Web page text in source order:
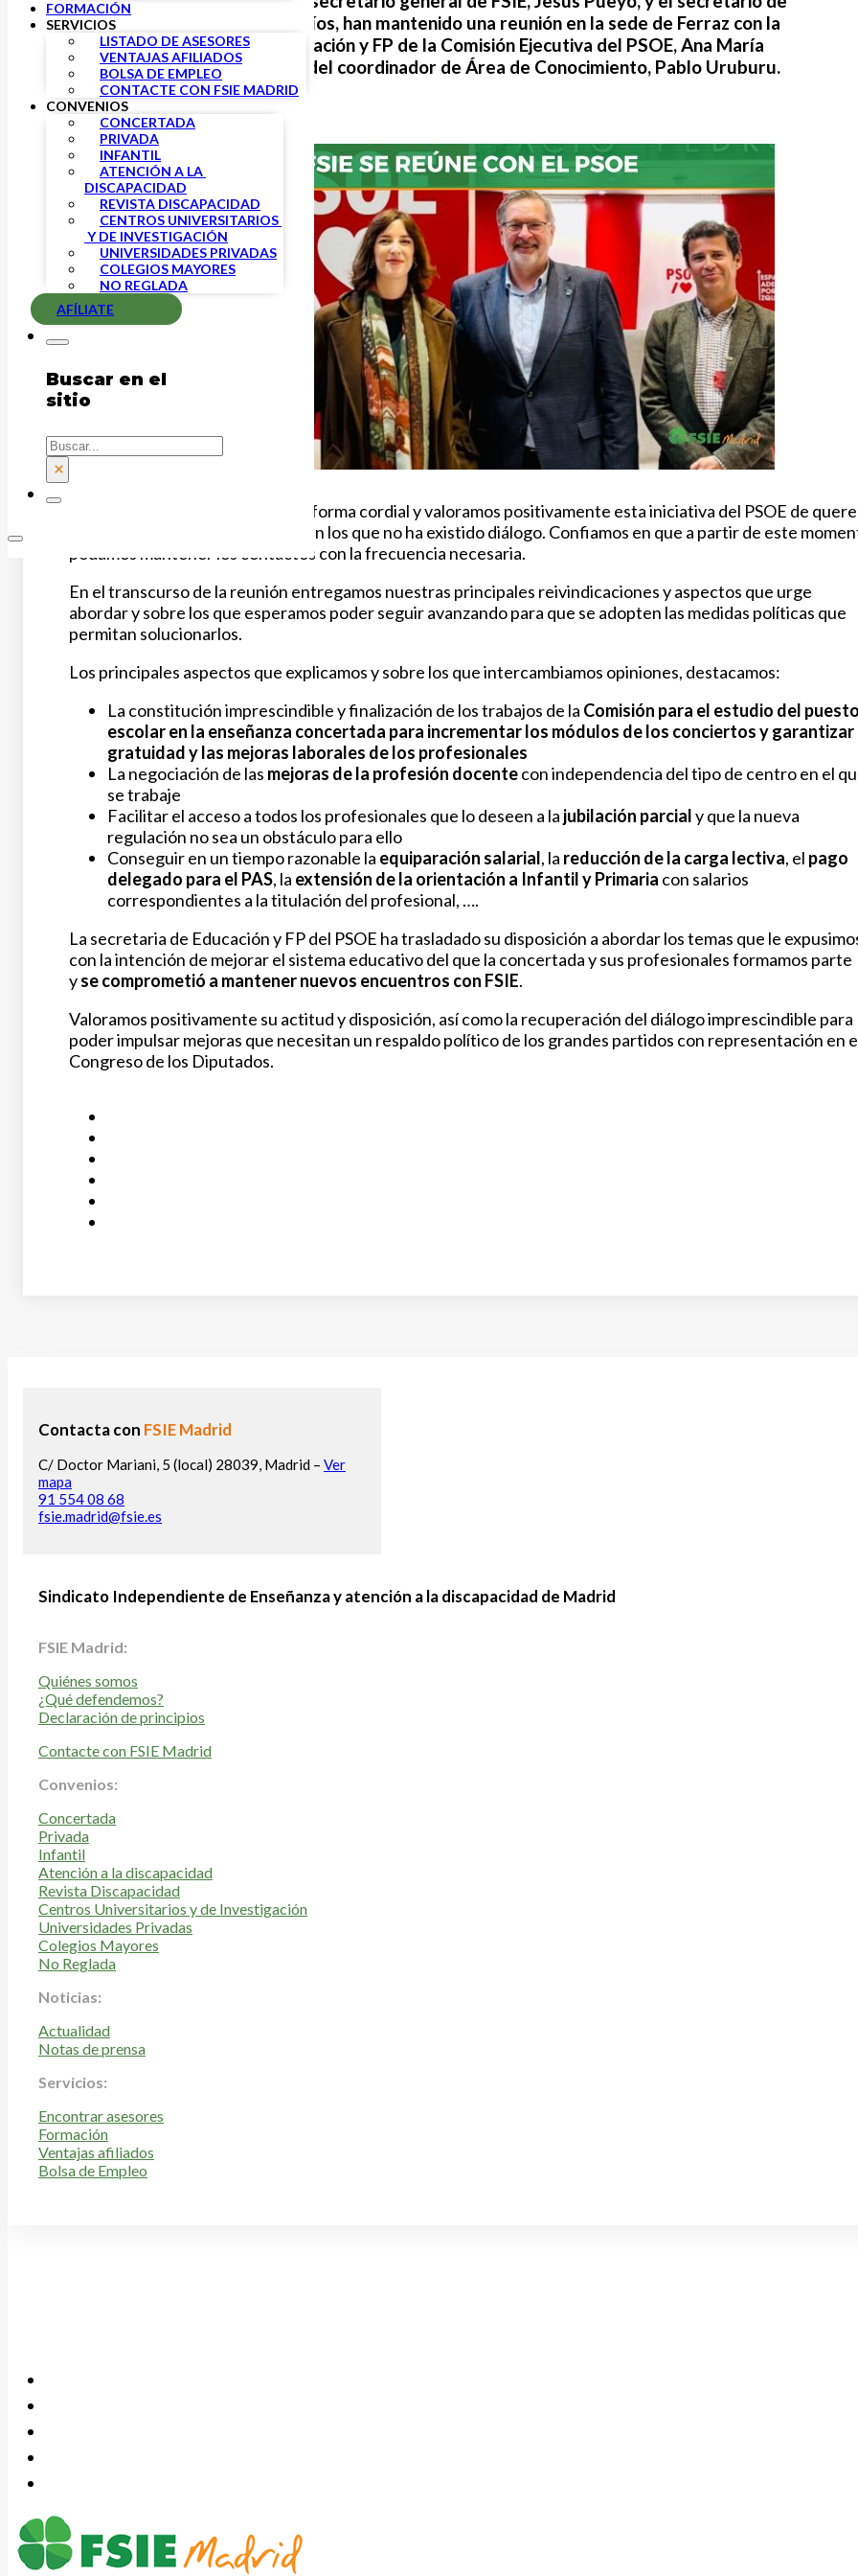
FORMACIÓN
SERVICIOS
LISTADO DE ASESORES
VENTAJAS AFILIADOS
BOLSA DE EMPLEO
CONTACTE CON FSIE MADRID
CONVENIOS
CONCERTADA
PRIVADA
INFANTIL
ATENCIÓN A LA
DISCAPACIDAD
REVISTA DISCAPACIDAD
CENTROS UNIVERSITARIOS
Y DE INVESTIGACIÓN
UNIVERSIDADES PRIVADAS
COLEGIOS MAYORES
NO REGLADA
AFÍLIATE
Buscar en el
sitio
Buscar
×
Acción Sindical, Enrique Ríos, han mantenido una reunión en la sede de Ferraz con la
nueva secretaria de Educación y FP de la Comisión Ejecutiva del PSOE, Ana María
Fernández, acompañada del coordinador de Área de Conocimiento, Pablo Uruburu.
La reunión se ha desarrollado de forma cordial y valoramos positivamente esta iniciativa del PSOE de
tras varios años en los que no ha existido diálogo. Confiamos en que a partir de este
podamos mantener los contactos con la frecuencia necesaria.
En el transcurso de la reunión entregamos nuestras principales reivindicaciones y aspectos que urge
abordar y sobre los que esperamos poder seguir avanzando para que se adopten las medidas políticas que
permitan solucionarlos.
Los principales aspectos que explicamos y sobre los que intercambiamos opiniones, destacamos:
La constitución imprescindible y finalización de los trabajos de la Comisión para el estudio del
escolar en la enseñanza concertada para incrementar los módulos de los conciertos y garantizar
gratuidad y las mejoras laborales de los profesionales
La negociación de las mejoras de la profesión docentecon independencia del tipo de centro en el
se trabaje
Facilitar el acceso a todos los profesionales que lo deseen a la jubilación parcialy que la nueva
regulación no sea un obstáculo para ello
Conseguir en un tiempo razonable la equiparación salarial, la reducción de la carga lectiva, el pago
delegado para el PAS, la extensión de la orientación a Infantil y Primaria con salarios
correspondientes a la titulación del profesional, ….
La secretaria de Educación y FP del PSOE ha trasladado su disposición a abordar los temas que le
con la intención de mejorar el sistema educativo del que la concertada y sus profesionales formamos parte
yse comprometió a mantener nuevos encuentros con FSIE.
Valoramos positivamente su actitud y disposición, así como la recuperación del diálogo imprescindible para
poder impulsar mejoras que necesitan un respaldo político de los grandes partidos con representación en
Congreso de los Diputados.
Contacta con FSIE Madrid
C/ Doctor Mariani, 5 (local) 28039, Madrid – Ver
mapa
91 554 08 68
fsie.madrid@fsie.es
Sindicato Independiente de Enseñanza y atención a la discapacidad de Madrid
FSIE Madrid:
Quiénes somos
¿Qué defendemos?
Declaración de principios
Contacte con FSIE Madrid
Convenios:
Concertada
Privada
Infantil
Atención a la discapacidad
Revista Discapacidad
Centros Universitarios y de Investigación
Universidades Privadas
Colegios Mayores
No Reglada
Noticias:
Actualidad
Notas de prensa
Servicios:
Encontrar asesores
Formación
Ventajas afiliados
Bolsa de Empleo